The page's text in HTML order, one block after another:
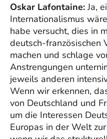
Oskar Lafontaine:Ja,
Internationalismus
habe versucht, dies in
deutsch-französischen
machen und schlage
Anstrengungen
jeweils anderen
Wenn wir erkennen,
von Deutschland und
um die Interessen
Europas in der Welt